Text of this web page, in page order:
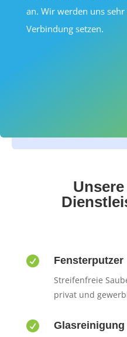
an. Wir werden uns
Verbindung setzen.
 Fensterputzer
Streifenfreie
privat und
 Glasreinigung